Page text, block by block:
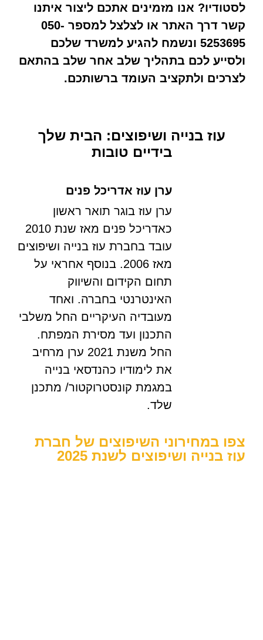
לסטודיו? אנו מזמינים אתכם ליצור איתנו
קשר דרך האתר או לצלצל למספר 050-
5253695 ונשמח להגיע למשרד שלכם
ולסייע לכם בתהליך שלב אחר שלב בהתאם
לצרכים ולתקציב העומד ברשותכם.
עוז בנייה ושיפוצים: הבית שלך
בידיים טובות
ערן עוז אדריכל פנים
ערן עוז בוגר תואר ראשון
כאדריכל פנים מאז שנת 2010
עובד בחברת עוז בנייה ושיפוצים
מאז 2006. בנוסף אחראי על
תחום הקידום והשיווק
האינטרנטי בחברה. ואחד
מעובדיה העיקריים החל משלבי
התכנון ועד מסירת המפתח.
החל משנת 2021 ערן מרחיב
את לימודיו כהנדסאי בנייה
במגמת קונסטרוקטור/ מתכנן
שלד.
צפו במחירוני השיפוצים של חברת
עוז בנייה ושיפוצים לשנת 2025